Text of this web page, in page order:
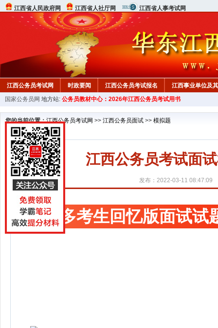
江西省人民政府网 江西省人社厅网 江西省人事考试网
江西公务员考试网 时政要闻 江西公务员考试报名 江西事业单位及
行测真题 在线咨询 教材中心
国家公务员网 地方站: 公务员教材中心：2026年江西公务员考试用书
您的当前位置：江西公务员考试网 >> 江西公务员面试 >> 模拟题
江西公务员考试面
发布：2022-03-11 08:47:09
更多考生回忆版面试试